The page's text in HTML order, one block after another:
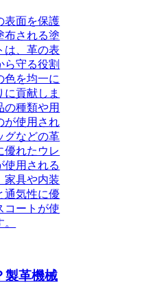
表面を保護
布される塗
は、革の表
ら守る役割
色を均一に
貢献しま
の種類や用
が使用され
グなどの革
優れたウレ
使用される
家具や内装
通気性に優
コートが使
製革機械